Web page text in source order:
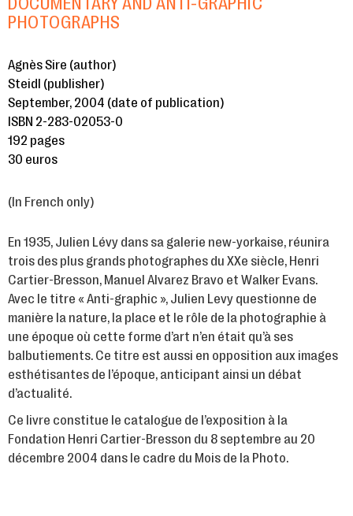
PHOTOGRAPHS
Agnès Sire (author)
Steidl (publisher)
September, 2004 (date of publication)
ISBN 2-283-02053-0
192 pages
30 euros
(In French only)
En 1935, Julien Lévy dans sa galerie new-yorkaise, réunira
trois des plus grands photographes du XXe siècle, Henri
Cartier-Bresson, Manuel Alvarez Bravo et Walker Evans.
Avec le titre « Anti-graphic », Julien Levy questionne de
manière la nature, la place et le rôle de la photographie à
une époque où cette forme d’art n’en était qu’à ses
balbutiements. Ce titre est aussi en opposition aux images
esthétisantes de l’époque, anticipant ainsi un débat
d’actualité.
Ce livre constitue le catalogue de l’exposition à la
Fondation Henri Cartier-Bresson du 8 septembre au 20
décembre 2004 dans le cadre du Mois de la Photo.